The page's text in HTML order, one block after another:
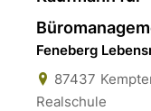
Feneberg
87437
Realschule